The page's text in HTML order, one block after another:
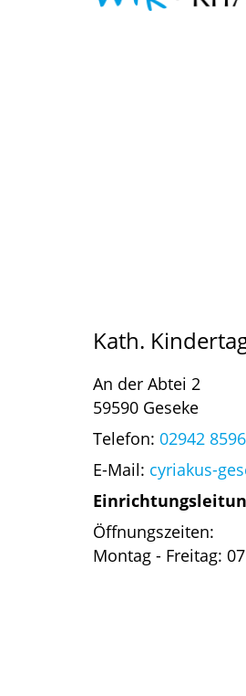
Kath.
An der Abtei 2
59590 Geseke
Telefon: 02942 8596
E-Mail: cyriakus-
Öffnungszeiten:
Montag - Freitag: